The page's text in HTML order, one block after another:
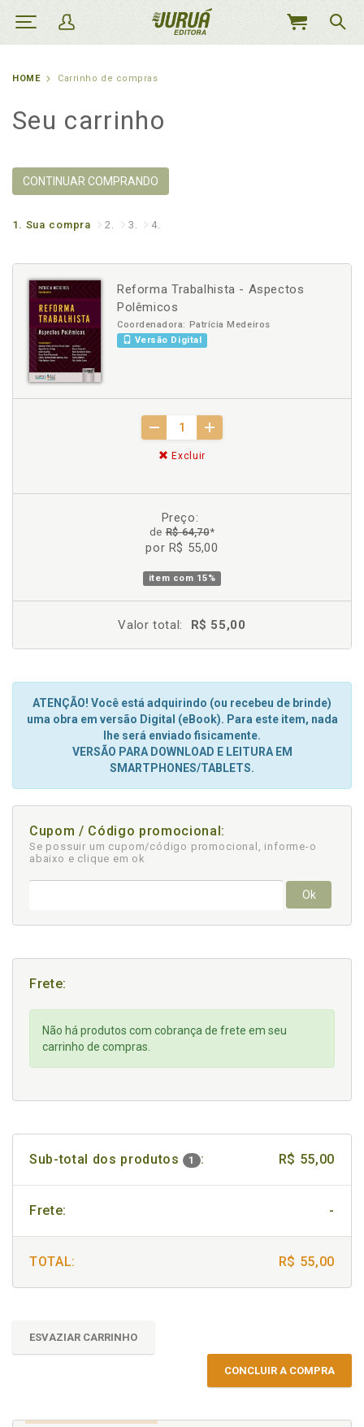
MEU
HOME Carrinho de compras
Seu carrinho
CONTINUAR COMPRANDO
1. Sua compra 2. 3. 4.
Reforma Trabalhista - Aspectos
Polêmicos
Coordenadora: Patrícia Medeiros
Versão Digital
Excluir
Preço:
deR$ 64,70*
por R$ 55,00
item com 15%
Valor total: R$ 55,00
ATENÇÃO! Você está adquirindo (ou recebeu de brinde)
uma obra em versão Digital (eBook). Para este item, nada
lhe será enviado fisicamente.
VERSÃO PARA DOWNLOAD E LEITURA EM
SMARTPHONES/TABLETS.
Cupom / Código promocional:
Se possuir um cupom/código promocional, informe-o
abaixo e clique em ok
Ok
Frete:
Não há produtos com cobrança de frete em seu
carrinho de compras.
Sub-total dos produtos 1 : R$ 55,00
Frete: -
TOTAL: R$ 55,00
ESVAZIAR CARRINHO
CONCLUIR A COMPRA